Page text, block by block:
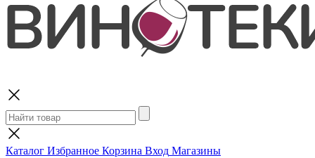
Каталог Избранное Корзина Вход Магазины